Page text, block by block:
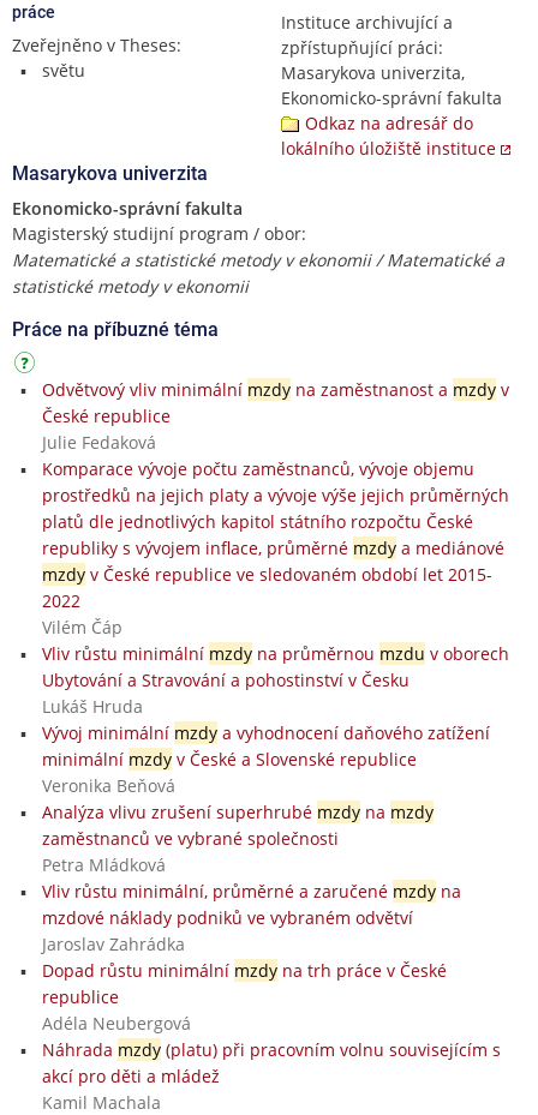
práce
Zveřejněno v Theses:
světu
Instituce archivující a
zpřístupňující práci:
Masarykova univerzita,
Ekonomicko-správní fakulta
Odkaz na adresář do
lokálního úložiště instituce
Masarykova univerzita
Ekonomicko-správní fakulta
Magisterský studijní program / obor:
Matematické a statistické metody v ekonomii / Matematické a
statistické metody v ekonomii
Práce na příbuzné téma
Odvětvový vliv minimální mzdyna zaměstnanost a mzdyv
České republice
Julie Fedaková
Komparace vývoje počtu zaměstnanců, vývoje objemu
prostředků na jejich platy a vývoje výše jejich průměrných
platů dle jednotlivých kapitol státního rozpočtu České
republiky s vývojem inflace, průměrné mzdya mediánové
mzdyv České republice ve sledovaném období let 2015-
2022
Vilém Čáp
Vliv růstu minimální mzdyna průměrnou mzdu v oborech
Ubytování a Stravování a pohostinství v Česku
Lukáš Hruda
Vývoj minimální mzdya vyhodnocení daňového zatížení
minimální mzdyv České a Slovenské republice
Veronika Beňová
Analýza vlivu zrušení superhrubé mzdyna mzdy
zaměstnanců ve vybrané společnosti
Petra Mládková
Vliv růstu minimální, průměrné a zaručené mzdyna
mzdové náklady podniků ve vybraném odvětví
Jaroslav Zahrádka
Dopad růstu minimální mzdyna trh práce v České
republice
Adéla Neubergová
Náhrada mzdy(platu) při pracovním volnu souvisejícím s
akcí pro děti a mládež
Kamil Machala